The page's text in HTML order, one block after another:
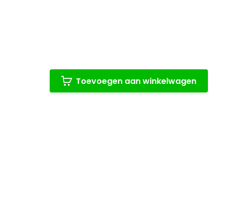
Toevoegen aan winkelwagen